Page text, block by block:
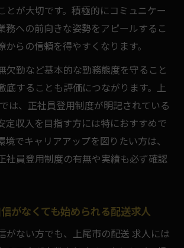
とが大切です。積極的にコミュニケー
務への前向きな姿勢をアピールするこ
からの信頼を得やすくなります。
欠勤など基本的な勤務態度を守ること
底することも評価につながります。上
は、正社員登用制度が明記されている
定収入を目指す方には特におすすめで
境でキャリアアップを図りたい方は、
社員登用制度の有無や実績も必ず確認
がなくても始められる配送求人
がない方でも、上尾市の配送 求人には